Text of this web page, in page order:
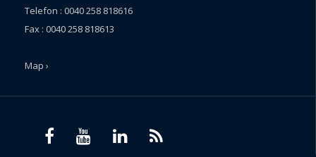
Telefon : 0040 258 818616
Fax : 0040 258 818613
Map ›